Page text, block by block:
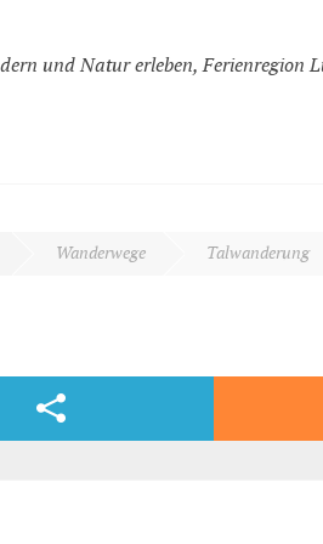
und Natur erleben, Ferienregion
Wanderwege Talwanderung
können, spazieren wir vorerst auf dem